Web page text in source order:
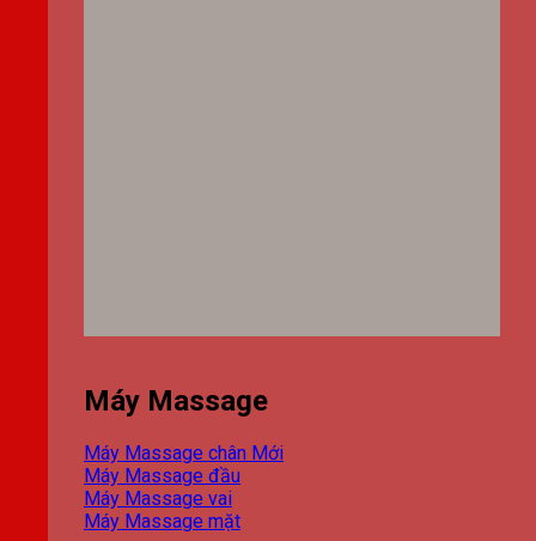
Máy Massage
Máy Massage chân
Máy Massage đầu
Máy Massage vai
Máy Massage mặt